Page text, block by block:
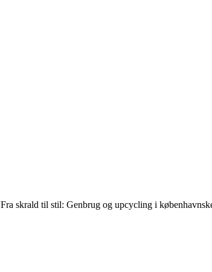
Fra skrald til stil: Genbrug og upcycling i